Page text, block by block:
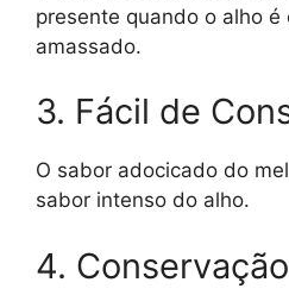
presente quando o alho é
amassado.
3. Fácil de
O sabor adocicado do
sabor intenso do alho.
4.